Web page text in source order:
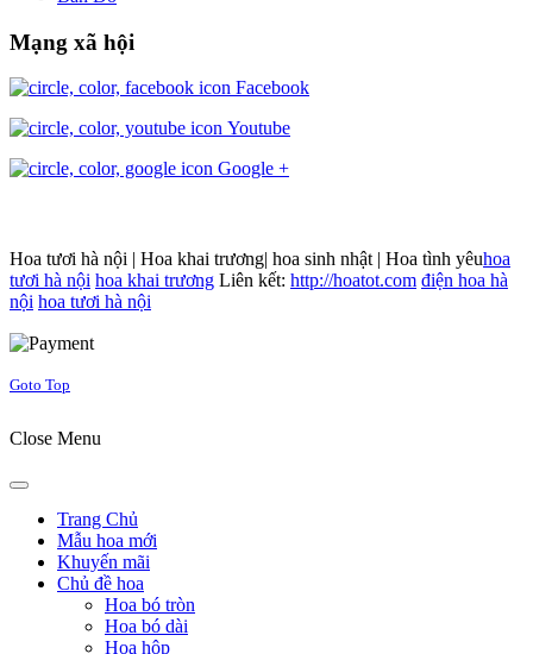
Mạng xã hội
Facebook
Youtube
Google +
Hoa tươi hà nội | Hoa khai trương| hoa sinh nhật | Hoa tình yêuhoa
tươi hà nội hoa khai trương Liên kết: http://hoatot.com điện hoa hà
nội hoa tươi hà nội
Goto Top
Close Menu
Trang Chủ
Mẫu hoa mới
Khuyến mãi
Chủ đề hoa
Hoa bó tròn
Hoa bó dài
Hoa hộp